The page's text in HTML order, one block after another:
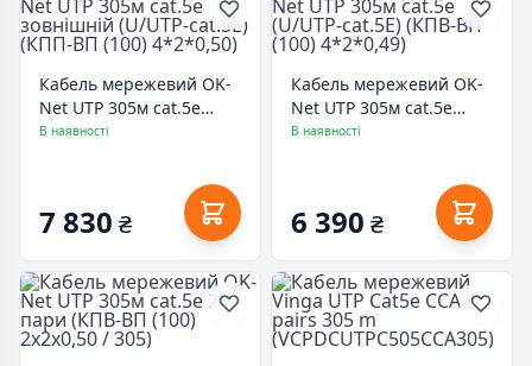
Кабель мережевий OK-
Net UTP 305м cat.5e
зовнішній (U/UTP-cat.5Е)
В наявності
7 830 ₴
Кабель мережевий OK-
Net UTP 305м cat.5e
(U/UTP-cat.5Е) (КПВ-ВП
В наявності
6 390 ₴